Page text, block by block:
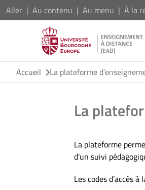
Aller Au contenu Au menu À la
Accueil
La plateforme
La
La plateforme
d’un suivi
Les codes d’accès